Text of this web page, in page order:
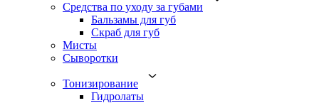
Средства по уходу за губами
Бальзамы для губ
Скраб для губ
Мисты
Сыворотки
Тонизирование
Гидролаты